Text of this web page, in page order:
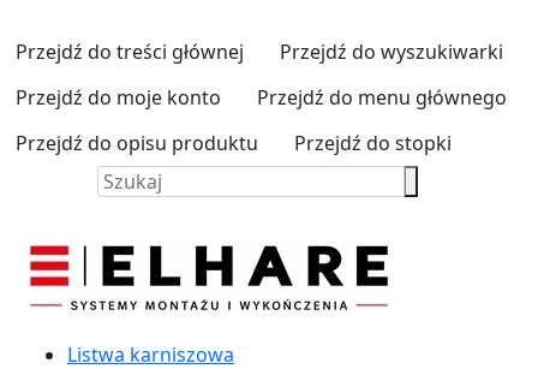
Przejdź do treści głównej
Przejdź do wyszukiwarki
Przejdź do moje konto
Przejdź do menu głównego
Przejdź do opisu produktu
Przejdź do stopki
Listwa karniszowa